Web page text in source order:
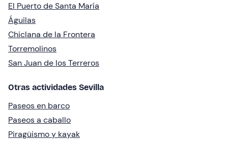
El Puerto de Santa María
Águilas
Chiclana de la Frontera
Torremolinos
San Juan de los Terreros
Otras actividades Sevilla
Paseos en barco
Paseos a caballo
Piragüismo y kayak